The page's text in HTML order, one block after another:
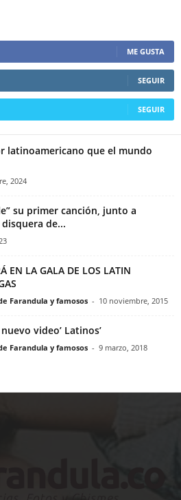
ME GUSTA
SEGUIR
SEGUIR
latinoamericano que el mundo
2024
su primer canción, junto a
de...
EN LA GALA DE LOS LATIN
Farandula y famosos - 10 noviembre, 2015
video’ Latinos’
Farandula y famosos - 9 marzo, 2018